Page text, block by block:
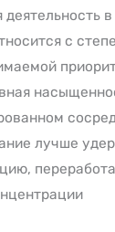
деятельность
с
лучше